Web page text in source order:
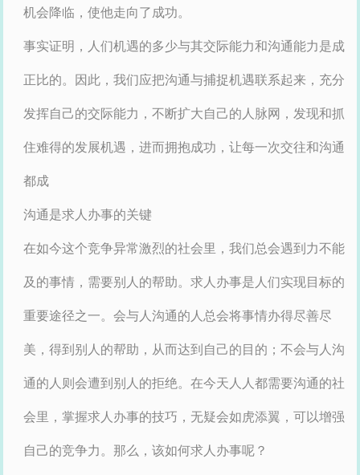
机会降临，使他走向了成功。
事实证明，人们机遇的多少与其交际能力和沟通能力是成
正比的。因此，我们应把沟通与捕捉机遇联系起来，充分
发挥自己的交际能力，不断扩大自己的人脉网，发现和抓
住难得的发展机遇，进而拥抱成功，让每一次交往和沟通
都成
沟通是求人办事的关键
在如今这个竞争异常激烈的社会里，我们总会遇到力不能
及的事情，需要别人的帮助。求人办事是人们实现目标的
重要途径之一。会与人沟通的人总会将事情办得尽善尽
美，得到别人的帮助，从而达到自己的目的；不会与人沟
通的人则会遭到别人的拒绝。在今天人人都需要沟通的社
会里，掌握求人办事的技巧，无疑会如虎添翼，可以增强
自己的竞争力。那么，该如何求人办事呢？